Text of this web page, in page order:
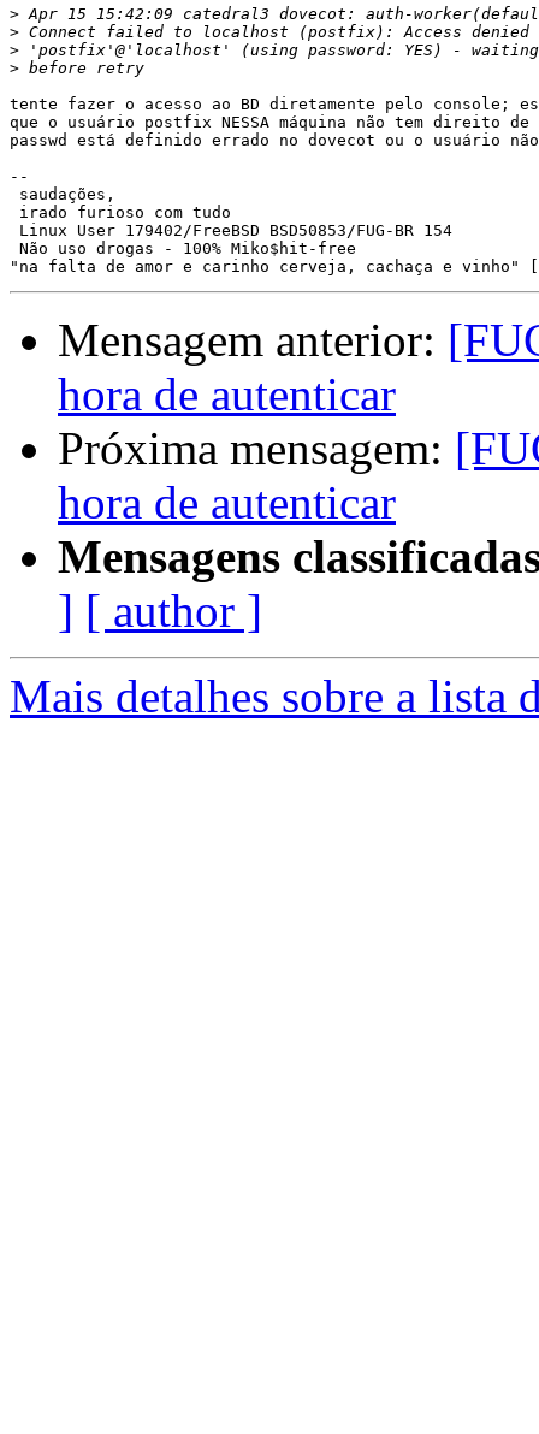
>
>
>
>
tente fazer o acesso ao BD diretamente pelo console;
que o usuário postfix NESSA máquina não tem direito de
passwd está definido errado no dovecot ou o usuário
--
saudações,
irado furioso com tudo
Linux User 179402/FreeBSD BSD50853/FUG-BR 154
Não uso drogas - 100% Miko$hit-free
Mensagem anterior:
hora de autenticar
Próxima mensagem:
hora de autenticar
Mensagens
] [ author ]
Mais detalhes sobre a lista